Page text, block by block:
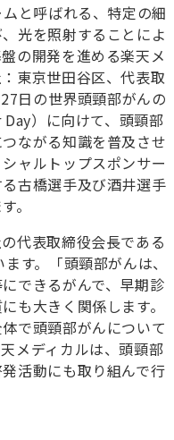
と呼ばれる、特定の細
光を照射することによ
の開発を進める楽天メ
東京世田谷区、代表取
日の世界頭頸部がんの
）に向けて、頭頸部
ながる知識を普及させ
ャルトップスポンサー
古橋選手及び酒井選手
。
代表取締役会長である
す。「頭頸部がんは、
できるがんで、早期診
も大きく関係します。
で頭頸部がんについて
メディカルは、頭頸部
活動にも取り組んで行